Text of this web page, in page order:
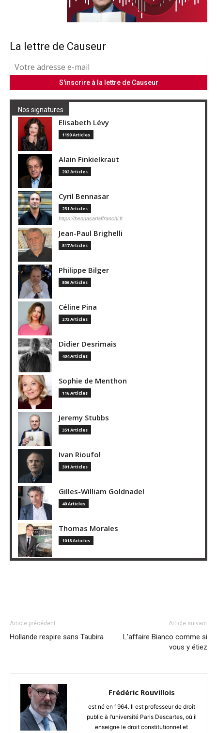
La lettre de Causeur
Nos signatures
Elisabeth Lévy
1190 Articles
Alain Finkielkraut
202 Articles
Cyril Bennasar
231 Articles
https://bennasarlaffranchi.fr
Jean-Paul Brighelli
817 Articles
Philippe Bilger
806 Articles
Céline Pina
273 Articles
Didier Desrimais
404 Articles
Sophie de Menthon
116 Articles
Jeremy Stubbs
351 Articles
Ivan Rioufol
301 Articles
Gilles-William Goldnadel
40 Articles
Thomas Morales
1018 Articles
Article précédent
Hollande respire sans Taubira
Article suivant
L’affaire Bianco comme si
vous y étiez
Frédéric Rouvillois
est né en 1964. Il est professeur de droit
public à l’université Paris Descartes, où il
enseigne le droit constitutionnel et